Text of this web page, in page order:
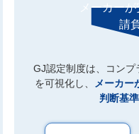
メーカー
請
GJ認定制度は、コン
を可視化し、
メーカー
判断基